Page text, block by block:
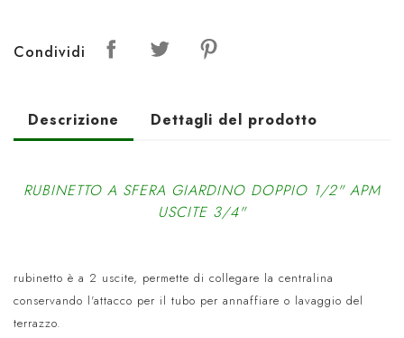
Condividi
Descrizione Dettagli del prodotto
RUBINETTO A SFERA GIARDINO DOPPIO 1/2" APM
USCITE 3/4"
rubinetto è a 2 uscite, permette di collegare la centralina
conservando l'attacco per il tubo per annaffiare o lavaggio del
terrazzo.